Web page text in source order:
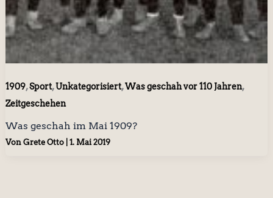
1909,Sport,Unkategorisiert,Was geschah vor 110 Jahren,
Zeitgeschehen
Was geschah im Mai 1909?
Von Grete Otto 1. Mai 2019